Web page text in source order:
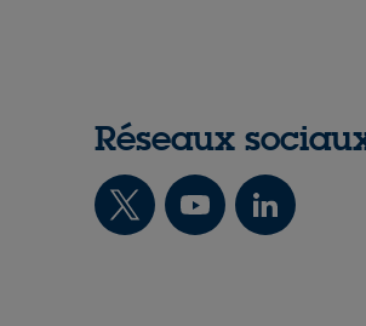
Réseaux